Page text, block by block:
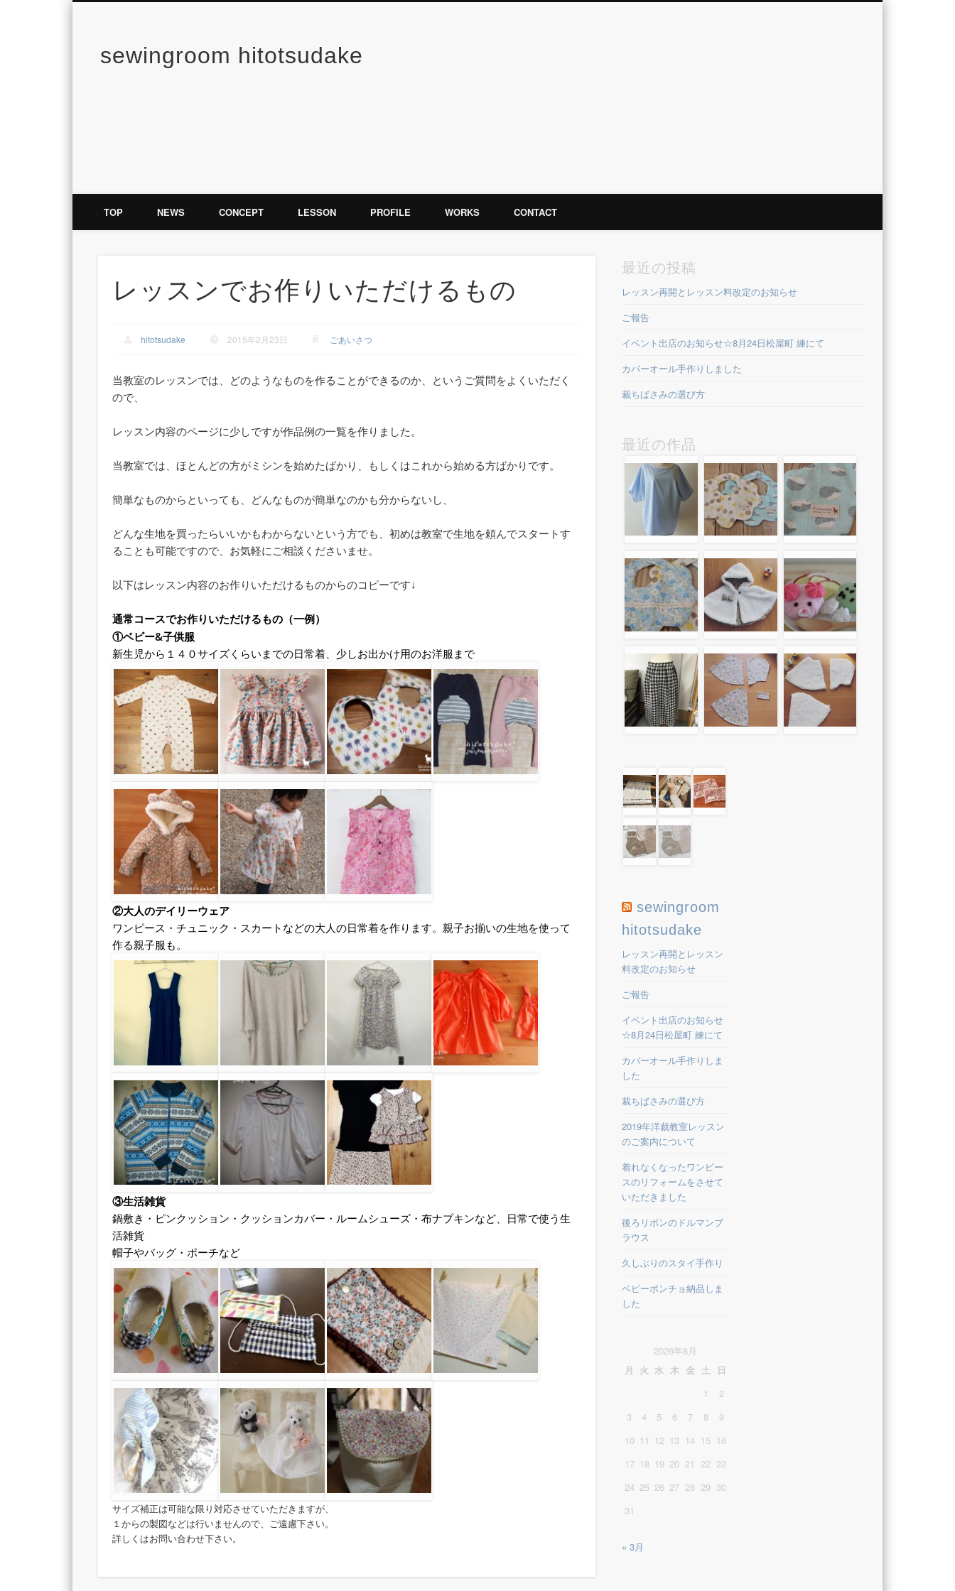
sewingroom hitotsudake
TOP NEWS CONCEPT LESSON PROFILE WORKS CONTACT
レッスンでお作りいただけるもの
hitotsudake 2015年2月23日 ごあいさつ
当教室のレッスンでは、どのようなものを作ることができるのか、というご質問をよくいただく
ので、
レッスン内容のページに少しですが作品例の一覧を作りました。
当教室では、ほとんどの方がミシンを始めたばかり、もしくはこれから始める方ばかりです。
簡単なものからといっても、どんなものが簡単なのかも分からないし、
どんな生地を買ったらいいかもわからないという方でも、初めは教室で生地を頼んでスタートす
ることも可能ですので、お気軽にご相談くださいませ。
以下はレッスン内容のお作りいただけるものからのコピーです↓
通常コースでお作りいただけるもの（一例）
①ベビー&子供服
新生児から１４０サイズくらいまでの日常着、少しお出かけ用のお洋服まで
②大人のデイリーウェア
ワンピース・チュニック・スカートなどの大人の日常着を作ります。親子お揃いの生地を使って
作る親子服も。
③生活雑貨
鍋敷き・ピンクッション・クッションカバー・ルームシューズ・布ナプキンなど、日常で使う生
活雑貨
帽子やバッグ・ポーチなど
サイズ補正は可能な限り対応させていただきますが、
１からの製図などは行いませんので、ご遠慮下さい。
詳しくはお問い合わせ下さい。
最近の投稿
レッスン再開とレッスン料改定のお知らせ
ご報告
イベント出店のお知らせ☆8月24日松屋町 練にて
カバーオール手作りしました
裁ちばさみの選び方
最近の作品
sewingroom
hitotsudake
レッスン再開とレッスン
料改定のお知らせ
ご報告
イベント出店のお知らせ
☆8月24日松屋町 練にて
カバーオール手作りしま
した
裁ちばさみの選び方
2019年洋裁教室レッスン
のご案内について
着れなくなったワンピー
スのリフォームをさせて
いただきました
後ろリボンのドルマンブ
ラウス
久しぶりのスタイ手作り
ベビーポンチョ納品しま
した
2026年8月
月 火 水 木 金 土 日
1
2
3
4 5 6 7 8
9
10 11 12 13 14 15 16
17 18 19 20 21 22 23
24 25 26 27 28 29 30
31
« 3月